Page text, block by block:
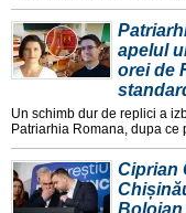
apelul
orei de
Un schimb dur de replici a
Patriarhia Romana, dupa ce
Ciprian